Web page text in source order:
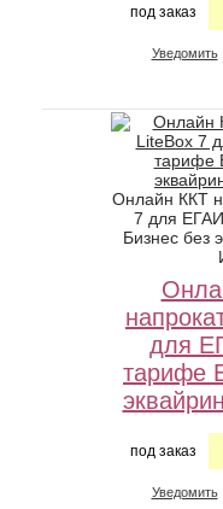
под заказ
Уведомить
Онлайн ККТ
7 для
Бизнес без
для
тарифе
под заказ
Уведомить